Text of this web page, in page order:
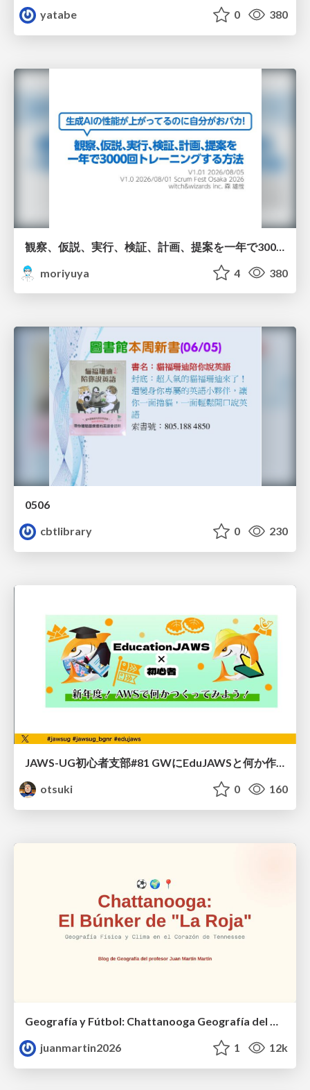
yatabe
0 380
moriyuya
4 380
0506
cbtlibrary
0 230
JAWS-UG初心者支部#81 GWにEduJAWSと何か作ろうもくもく会！
otsuki
0 160
juanmartin2026
1 12k